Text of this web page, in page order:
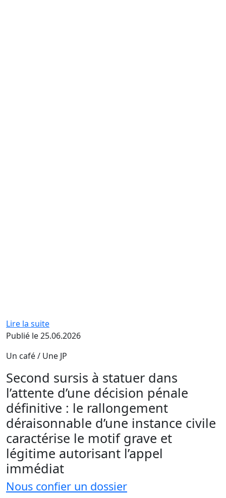
Lire la suite
Publié le 25.06.2026
Un café / Une JP
Second sursis à statuer dans
l’attente d’une décision pénale
définitive : le rallongement
déraisonnable d’une instance civile
caractérise le motif grave et
légitime autorisant l’appel
immédiat
Nous confier un dossier